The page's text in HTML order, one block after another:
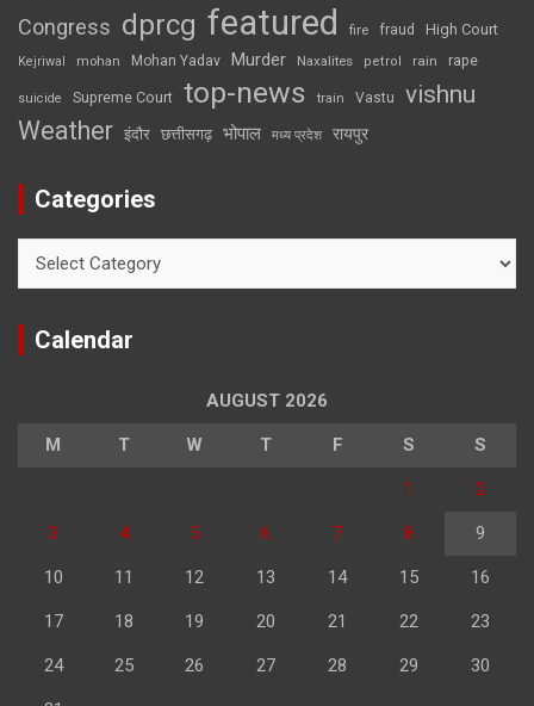
Congress dprcg featured fire fraud High Court
Kejriwal mohan Mohan Yadav Murder Naxalites petrol rain rape
suicide Supreme Court top-news train Vastu vishnu
Weather इंदौर छत्तीसगढ़ भोपाल मध्य प्रदेश रायपुर
Categories
Calendar
AUGUST 2026
M T W T F S S
1 2
3 4 5 6 7 8 9
10 11 12 13 14 15 16
17 18 19 20 21 22 23
24 25 26 27 28 29 30